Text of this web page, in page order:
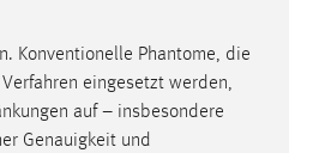
Konventionelle Phantome, die
eingesetzt werden,
auf – insbesondere
Genauigkeit und